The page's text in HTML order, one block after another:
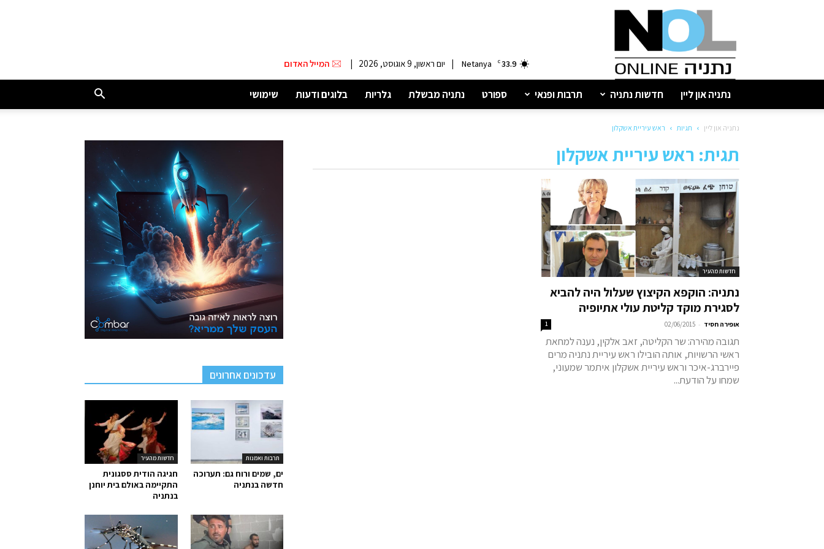
נתניה
33.9
C
Netanya
| יום ראשון, 9 אוגוסט, 2026 | המייל האדום
נתניה און ליין חדשות נתניה תרבות ופנאי ספורט נתניה מבשלת גלריות בלוגים ודעות שימושי
נתניה און ליין תגיות ראש עיריית אשקלון
תגית: ראש עיריית אשקלון
חדשות מהעיר
נתניה: הוקפא הקיצוץ שעלול היה להביא
לסגירת מוקד קליטת עולי אתיופיה
אופירה חסיד -
02/06/2015
1
תגובה מהירה: שר הקליטה, זאב אלקין, נענה למחאת
ראשי הרשויות, אותה הובילו ראש עיריית נתניה מרים
פיירברג-איכר וראש עיריית אשקלון איתמר שמעוני,
שמחו על הודעת...
עדכונים אחרונים
חדשות מהעיר
חגיגה הודית ססגונית
התקיימה באולם בית יוחנן
בנתניה
תרבות ואמנות
ים, שמים ורוח גם: תערוכה
חדשה בנתניה